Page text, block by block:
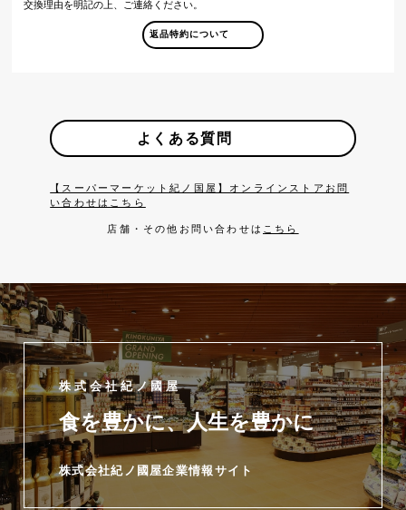
交換理由を明記の上、ご連絡ください。
返品特約について
よくある質問
【スーパーマーケット紀ノ国屋】オンラインストアお問
い合わせはこちら
店舗・その他お問い合わせは こちら
株式会社紀ノ國屋
食を豊かに、人生を豊かに
株式会社紀ノ國屋企業情報サイト